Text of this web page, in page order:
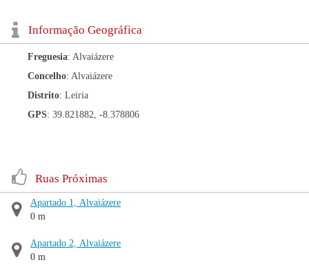
Informação Geográfica
Freguesia: Alvaiázere
Concelho: Alvaiázere
Distrito: Leiria
GPS: 39.821882, -8.378806
Ruas Próximas
Apartado 1, Alvaiázere
0 m
Apartado 2, Alvaiázere
0 m